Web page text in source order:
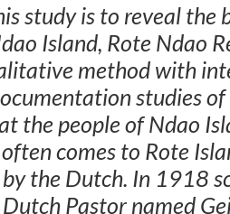
study is to reveal
Island, Rote Ndao
method with
studies
the people of Ndao
comes to Rote
the Dutch. In 1918
Pastor named